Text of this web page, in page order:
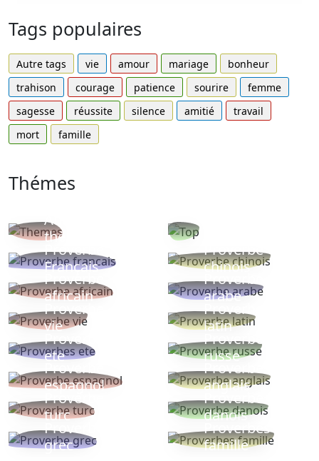
Tags populaires
Autre tags vie amour mariage
bonheur
trahison
courage patience sourire
femme
sagesse
réussite silence amitié
travail
mort
famille
Thémes
Autres
thèmes
Proverbe
Français
Proverbe
chinois
Proverbe
africain
Proverbe
arabe
Proverbe
vie
Proverbe
latin
Proverbes
ete
Proverbe
russe
Proverbe
espagnol
Proverbe
anglais
Proverbe
turc
Proverbe
danois
Proverbe
grec
Proverbes
famille